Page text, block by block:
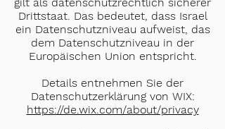
Drittstaat. Das bedeutet, dass Israel
ein Datenschutzniveau aufweist, das
dem Datenschutzniveau in der
Europäischen Union entspricht.
Details entnehmen Sie der
Datenschutzerklärung von WIX:
https://de.wix.com/about/privacy